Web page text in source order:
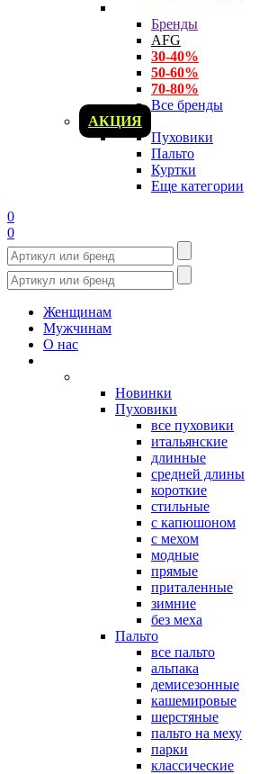
Бренды
AFG
30-40%
50-60%
70-80%
Все бренды
АКЦИЯ
Пуховики
Пальто
Куртки
Еще категории
0
0
Женщинам
Мужчинам
О нас
Новинки
Пуховики
все пуховики
итальянские
длинные
средней длины
короткие
стильные
с капюшоном
с мехом
модные
прямые
приталенные
зимние
без меха
Пальто
все пальто
альпака
демисезонные
кашемировые
шерстяные
пальто на меху
парки
классические